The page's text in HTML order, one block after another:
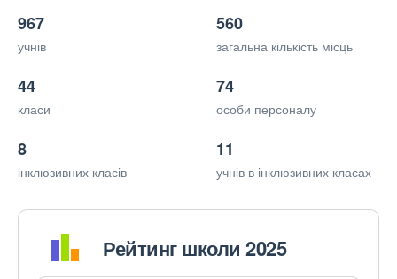
967
учнів
560
загальна кількість місць
44
класи
74
особи персоналу
8
інклюзивних класів
11
учнів в інклюзивних класах
Рейтинг школи 2025